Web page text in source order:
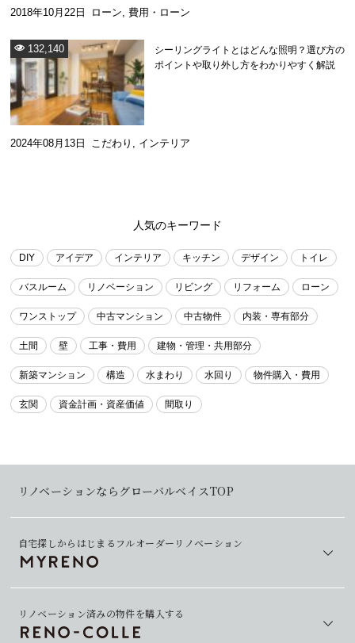
2018年10月22日 ローン, 費用・ローン
シーリングライトとはどんな照明？選び方の
ポイントや取り外し方をわかりやすく解説
132,140
2024年08月13日 こだわり インテリア
人気のキーワード
DIY アイデア インテリア キッチン デザイン トイレ
バスルーム リノベーション リビング リフォーム ローン
ワンストップ 中古マンション 中古物件 内装・専有部分
土間 壁 工事・費用 建物・管理・共用部分
新築マンション 構造 水まわり 水回り 物件購入・費用
玄関 資金計画・資産価値 間取り
リノベーションならグローバルベイスTOP
自宅探しからはじまるフルオーダーリノベーション
リノベーション済みの物件を購入する